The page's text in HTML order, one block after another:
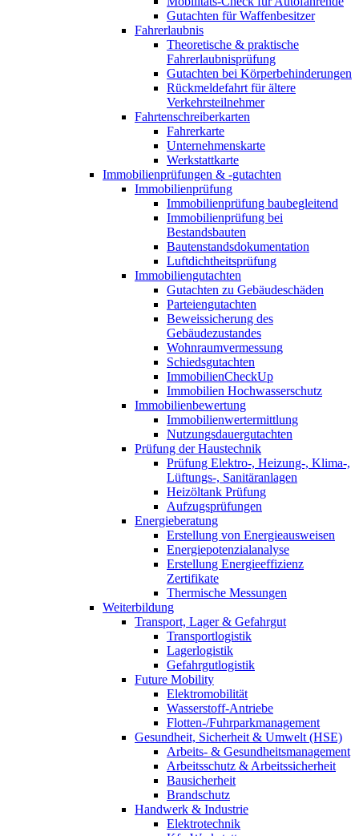
Gutachten für Waffenbesitzer
Fahrerlaubnis
Theoretische & praktische
Fahrerlaubnisprüfung
Gutachten bei Körperbehinderungen
Rückmeldefahrt für ältere
Verkehrsteilnehmer
Fahrtenschreiberkarten
Fahrerkarte
Unternehmenskarte
Werkstattkarte
Immobilienprüfungen & -gutachten
Immobilienprüfung
Immobilienprüfung baubegleitend
Immobilienprüfung bei
Bestandsbauten
Bautenstandsdokumentation
Luftdichtheitsprüfung
Immobiliengutachten
Gutachten zu Gebäudeschäden
Parteiengutachten
Beweissicherung des
Gebäudezustandes
Wohnraumvermessung
Schiedsgutachten
ImmobilienCheckUp
Immobilien Hochwasserschutz
Immobilienbewertung
Immobilienwertermittlung
Nutzungsdauergutachten
Prüfung der Haustechnik
Prüfung Elektro-, Heizung-, Klima-,
Lüftungs-, Sanitäranlagen
Heizöltank Prüfung
Aufzugsprüfungen
Energieberatung
Erstellung von Energieausweisen
Energiepotenzialanalyse
Erstellung Energieeffizienz
Zertifikate
Thermische Messungen
Weiterbildung
Transport, Lager & Gefahrgut
Transportlogistik
Lagerlogistik
Gefahrgutlogistik
Future Mobility
Elektromobilität
Wasserstoff-Antriebe
Flotten-/Fuhrparkmanagement
Gesundheit, Sicherheit & Umwelt (HSE)
Arbeits- & Gesundheitsmanagement
Arbeitsschutz & Arbeitssicherheit
Bausicherheit
Brandschutz
Handwerk & Industrie
Elektrotechnik